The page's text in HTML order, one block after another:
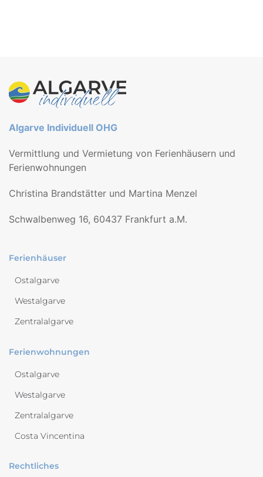
Algarve Individuell OHG
Vermittlung und Vermietung von Ferienhäusern und
Ferienwohnungen
Christina Brandstätter und Martina Menzel
Schwalbenweg 16, 60437 Frankfurt a.M.
Ferienhäuser
Ostalgarve
Westalgarve
Zentralalgarve
Ferienwohnungen
Ostalgarve
Westalgarve
Zentralalgarve
Costa Vincentina
Rechtliches